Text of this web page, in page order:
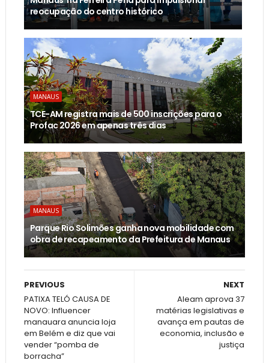
reocupação do centro histórico
MANAUS
TCE-AM registra mais de 500 inscrições para o
Profac 2026 em apenas três dias
MANAUS
Parque Rio Solimões ganha nova mobilidade com
obra de recapeamento da Prefeitura de Manaus
NEXT
Aleam aprova 37
matérias legislativas e
avança em pautas de
economia, inclusão e
justiça
PREVIOUS
PATIXA TELÓ CAUSA DE
NOVO: Influencer
manauara anuncia loja
em Belém e diz que vai
vender “pomba de
borracha”